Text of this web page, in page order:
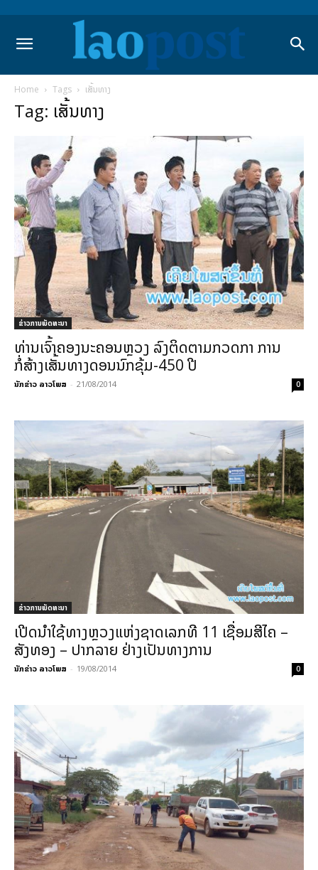
Home Tags ເສັ້ນທາງ
Tag: ເສັ້ນທາງ
ຂ່າວການພັດທະນາ
ທ່ານເຈົ້າຄອງນະຄອນຫຼວງ ລົງຕິດຕາມກວດກາ ການ
ກໍ່ສ້າງເສັ້ນທາງດອນນົກຂຸ້ມ-450 ປີ
ນັກຂ່າວ ລາວໂພສ - 21/08/2014 0
ຂ່າວການພັດທະນາ
ເປີດນຳໃຊ້ທາງຫຼວງແຫ່ງຊາດເລກທີ 11 ເຊື່ອມສີໄຄ –
ສັງທອງ – ປາກລາຍ ຢ່າງເປັນທາງການ
ນັກຂ່າວ ລາວໂພສ - 19/08/2014 0